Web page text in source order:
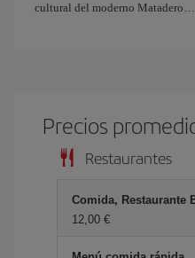
cultural del moderno Matadero…
Precios
Restaurantes
Comida, Restaurante
12,00 €